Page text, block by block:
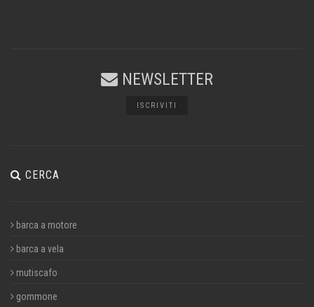
NEWSLETTER
ISCRIVITI
CERCA
barca a motore
barca a vela
mutiscafo
gommone